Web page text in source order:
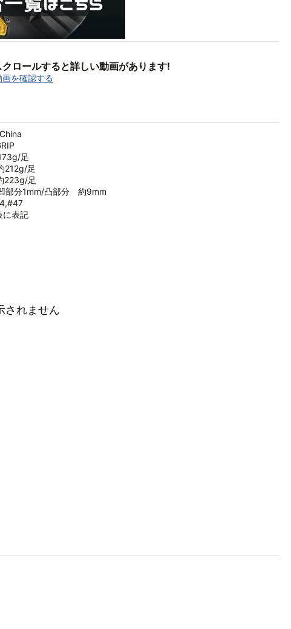
ロールすると詳しい動画があります!
を確認する
足
足
足
部分1mm/凸部分 約9mm
に表記
されません